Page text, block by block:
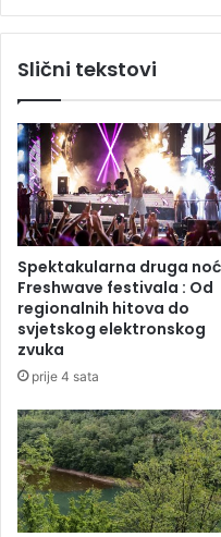
d
j
e
n
u
S
r
p
s
u
u
c
e
p
r
o
a
v
o
E
S
-
u
u
k
r
Slični tekstovi
Spektakularna druga noć
Freshwave festivala : Od
regionalnih hitova do
svjetskog elektronskog
zvuka
prije 4 sata